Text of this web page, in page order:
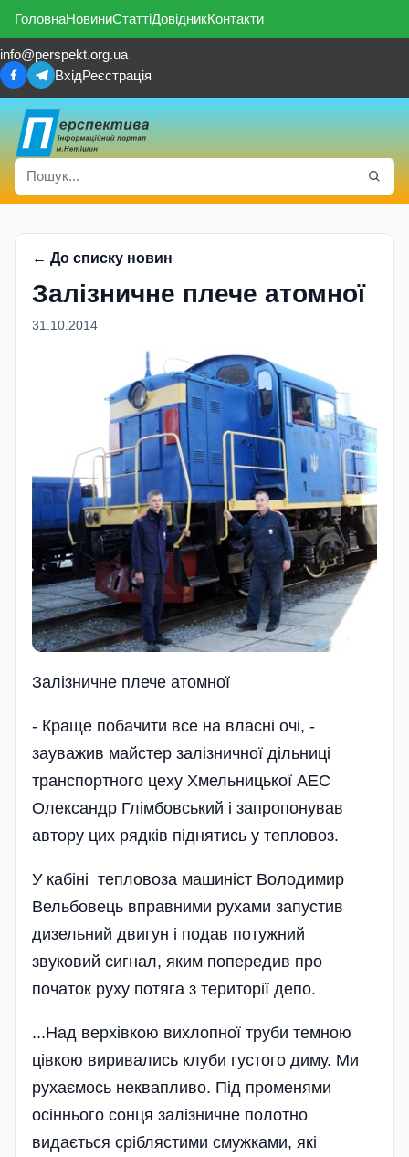
ГоловнаНовиниСтаттіДовідникКонтакти
info@perspekt.org.ua
ВхідРеєстрація
← До списку новин
Залізничне плече атомної
31.10.2014
Залізничне плече атомної
- Краще побачити все на власні очі, -
зауважив майстер залізничної дільниці
транспортного цеху Хмельницької АЕС
Олександр Глімбовський і запропонував
автору цих рядків піднятись у тепловоз.
У кабіні тепловоза машиніст Володимир
Вельбовець вправними рухами запустив
дизельний двигун і подав потужний
звуковий сигнал, яким попередив про
початок руху потяга з території депо.
...Над верхівкою вихлопної труби темною
цівкою виривались клуби густого диму. Ми
рухаємось неквапливо. Під променями
осіннього сонця залізничне полотно
видається сріблястими смужками, які